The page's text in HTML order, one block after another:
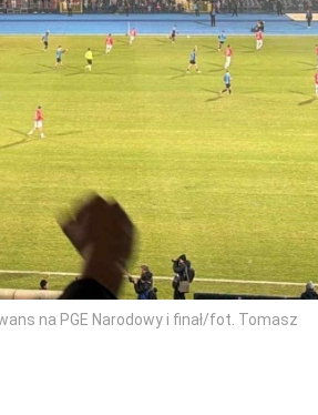
na PGE Narodowy i finał/fot. Tomasz